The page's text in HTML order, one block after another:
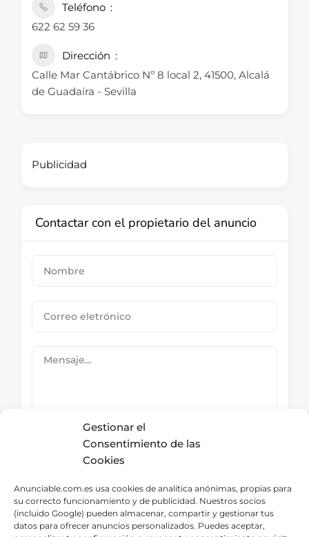
Gestionar el
Consentimiento de las
Cookies
Anunciable.com.es usa cookies de analítica anónimas, propias para
su correcto funcionamiento y de publicidad. Nuestros socios
(incluido Google) pueden almacenar, compartir y gestionar tus
datos para ofrecer anuncios personalizados. Puedes aceptar,
Teléfono
622 62 59 36
Dirección
Calle Mar Cantábrico Nº 8 local 2, 41500, Alcalá
de Guadaíra - Sevilla
Publicidad
Contactar con el propietario del anuncio
Submit Now
Directorio – Categorías